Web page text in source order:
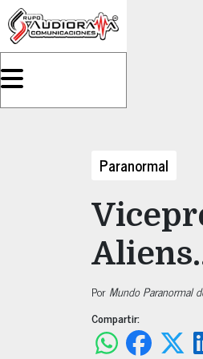
Paranormal
Por Mundo Paranormal
Compartir: